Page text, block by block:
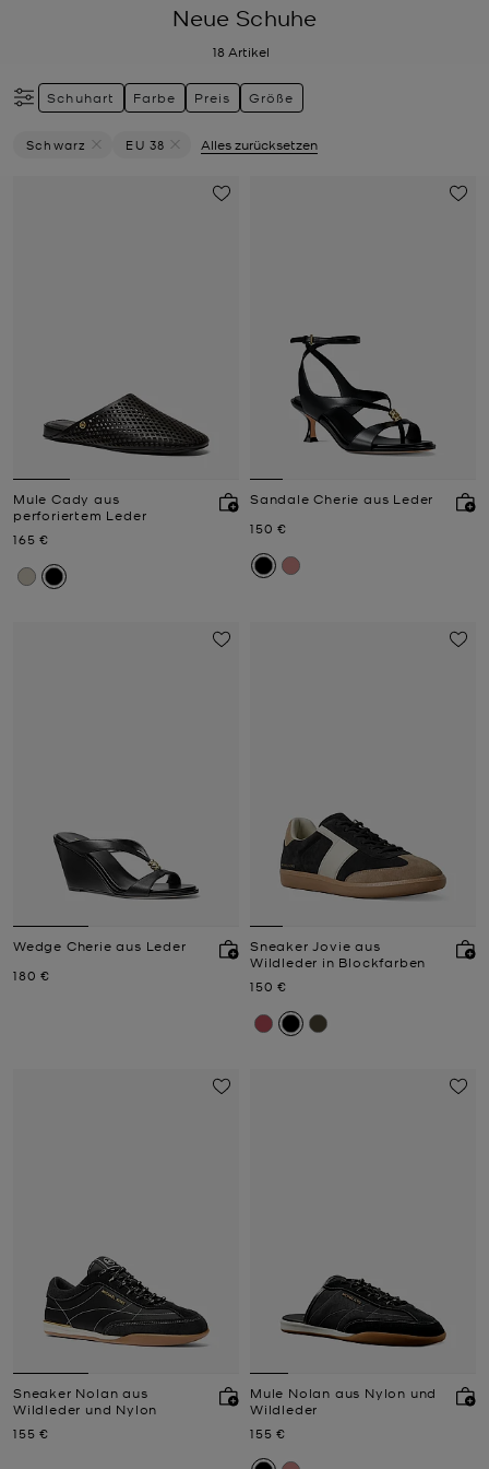
Neue Schuhe
18 Artikel
Schuhart Farbe Preis Größe
Schwarz
EU 38
Alles zurücksetzen
Mule Cady aus
perforiertem Leder
Jetzt
165 €
Sandale Cherie aus Leder
Jetzt
150 €
Wedge Cherie aus Leder
Jetzt
180 €
Sneaker Jovie aus
Wildleder in Blockfarben
Jetzt
150 €
Sneaker Nolan aus
Wildleder und Nylon
Jetzt
155 €
Mule Nolan aus Nylon und
Wildleder
Jetzt
155 €